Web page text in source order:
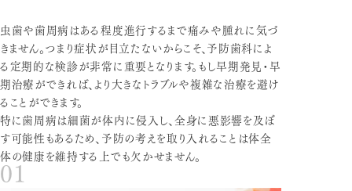
虫歯や歯周病はある程度進行するまで痛みや腫れに気づ
きません。つまり症状が目立たないからこそ、予防歯科によ
る定期的な検診が非常に重要となります。もし早期発見・早
期治療ができれば、より大きなトラブルや複雑な治療を避け
ることができます。
特に歯周病は細菌が体内に侵入し、全身に悪影響を及ぼ
す可能性もあるため、予防の考えを取り入れることは体全
体の健康を維持する上でも欠かせません。
01